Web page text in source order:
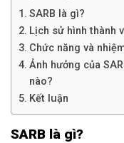
SARB là gì?
Lịch sử hình thành
Chức năng và
Ảnh hưởng của
nào?
Kết luận
SARB là gì?